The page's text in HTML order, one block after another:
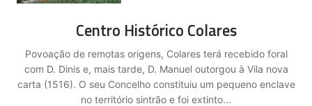
Centro Histórico Colares
Povoação de remotas origens, Colares terá recebido foral
com D. Dinis e, mais tarde, D. Manuel outorgou à Vila nova
carta (1516). O seu Concelho constituiu um pequeno enclave
no território sintrão e foi extinto...